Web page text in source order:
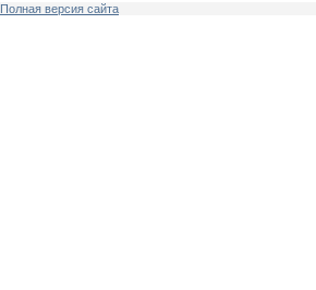
Полная версия сайта